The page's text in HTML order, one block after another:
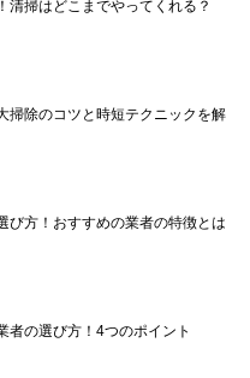
清掃はどこまでやってくれる？
掃除のコツと時短テクニックを解
び方！おすすめの業者の特徴とは
者の選び方！4つのポイント